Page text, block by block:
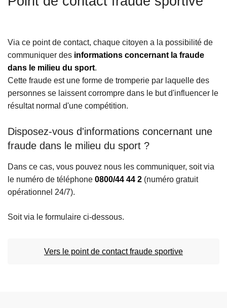
Via ce point de contact, chaque citoyen a la possibilité de
communiquer des informations concernant la fraude
dans le milieu du sport.
Cette fraude est une forme de tromperie par laquelle des
personnes se laissent corrompre dans le but d'influencer le
résultat normal d'une compétition.
Disposez-vous d'informations concernant une
fraude dans le milieu du sport ?
Dans ce cas, vous pouvez nous les communiquer, soit via
le numéro de téléphone 0800/44 44 2 (numéro gratuit
opérationnel 24/7).
Soit via le formulaire ci-dessous.
Vers le point de contact fraude sportive